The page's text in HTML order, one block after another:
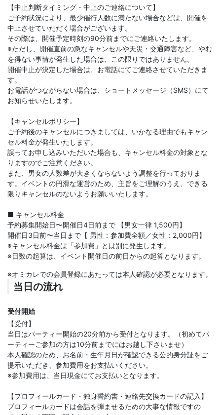
【中止判断タイミング・中止のご連絡について】
ご予約状況により、最少催行人数に満たない場合などは、開催を
中止させていただく場合がございます。
その際は、開催予定時刻の90分前までにご連絡いたします。
※ただし、開催直前の急なキャンセルや天災・交通障害など、やむ
を得ない事情が発生した場合は、この限りではありません。
開催中止が決定した場合は、お電話にてご連絡させていただきま
す。
お電話がつながらない場合は、ショートメッセージ（SMS）にて
お知らせいたします。
【キャンセルポリシー】
ご予約後のキャンセルにつきましては、いかなる理由でもキャン
セル料金が発生いたします。
誤ってお申し込みいただいた場合も、キャンセル料金の対象とな
りますのでご注意ください。
また、男女の人数差が大きくならないよう調整を行っておりま
す。イベントの円滑な運営のため、主旨をご理解のうえ、できる
限りキャンセルのないようお願いいたします。
■ キャンセル料金
予約募集開始日〜開催日4日前まで 【男女一律 1,500円】
開催日3日前〜当日まで【 男性：参加費全額／女性：2,000円】
※キャンセル料金は「参加費」とは別に発生します。
※日数の起算は、イベント開催日の前日からの起算となります。
※オミカレでの会員登録にあたっては本人確認が必要となります。
当日の流れ
受付開始
【受付】
当日はパーティー開始の20分前から受付となります。（初めてパ
ーティーご参加の方は10分前までにはお越し下さいませ）
本人確認のため、お名前・生年月日が確認できる公的身分証をご
提示いただき、参加費用をお支払いください。
※参加費用は、当日現金にてお支払いとなります。
【プロフィールカード・独身誓約書・連絡先交換カードの記入】
プロフィールカードは会話を弾ませるための大事な情報ですの